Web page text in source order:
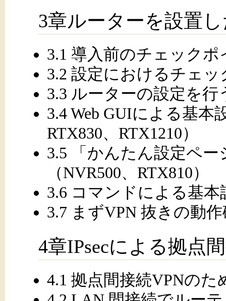
3章ルーターを設置
3.1 導入前のチェックポ
3.2 設定におけるチェ
3.3 ルーターの設定を行
3.4 Web GUIによる基本
RTX830、RTX1210）
3.5 「かんたん設定ペ
（NVR500、RTX810）
3.6 コマンドによる基本
3.7 まずVPN 抜きの動
4章IPsecによる拠点
4.1 拠点間接続VPNのた